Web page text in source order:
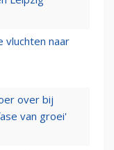
vluchten naar
over bij
van groei'